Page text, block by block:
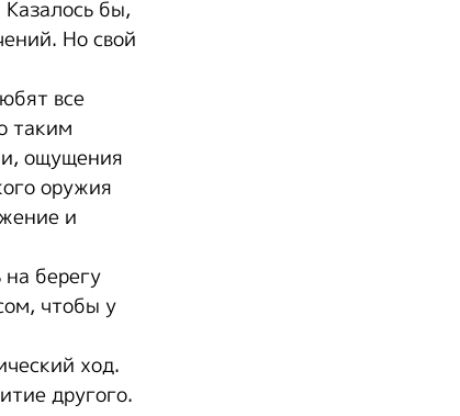
бы,
Но свой
все
таким
ощущения
оружия
и
берегу
чтобы у
ход.
другого.